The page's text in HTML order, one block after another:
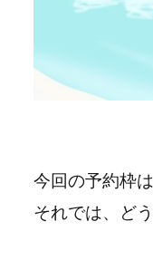
今回の予約枠
それでは、どう